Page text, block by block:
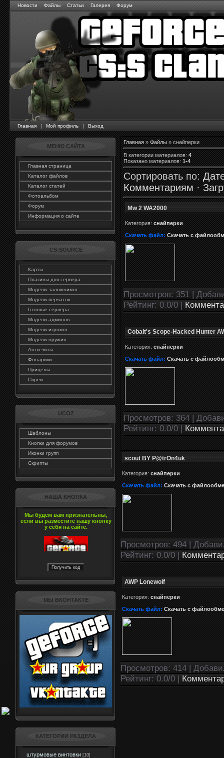
Новости Файлы Статьи Галерея Форум
Главная | Мой профиль | Выход
МЕНЮ САЙТА
Главная страница
Каталог файлов
Каталог статей
Фотоальбом
Форум
Информация о сайте
CS:SOURCE
Карты
Плагины для сервера
Модели заложников
Модели перчаток
Готовые сервера
Модели админов
Модели игроков
Модели оружия
Анти-читы
Фонарики
Прицелы
Спреи
UCOZ
Шаблоны
Кнопки для форумов
Иконки групп
Скрипты
НАША КНОПКА
Мы будем вам признательны,
если вы разместите нашу кнопку
у себя на сайте.
МЫ ВКОНТАКТЕ
КАТЕГОРИИ РАЗДЕЛА
штурмовые винтовки [10]
Главная»Файлы» снайперки
В категории материалов:4
Показано материалов:1-4
Сортировать по:
Комментариям·
Mw 2 WA2000
Категория:снайперки
Скачать файл: Скачать с
Просмотров: 351 |
Рейтинг: 0.0/0 |
Cobalt's Scope-Hacked Hunter
Категория:снайперки
Скачать файл: Скачать с
Просмотров: 364 |
Рейтинг: 0.0/0 |
scout BY P@trOn4uk
Категория:снайперки
Скачать файл: Скачать с
Просмотров: 494 |
Рейтинг: 0.0/0 |
AWP Lonewolf
Категория:снайперки
Скачать файл: Скачать с
Просмотров: 414 |
Рейтинг: 0.0/0 |